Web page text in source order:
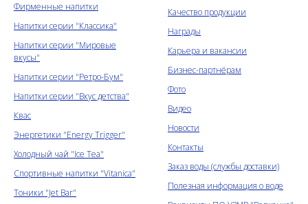
Фирменные напитки
Напитки серии "Классика"
Напитки серии "Мировые
вкусы"
Напитки серии "Ретро-Бум"
Напитки серии "Вкус детства"
Квас
Энергетики "Energy Trigger"
Холодный чай "Ice Tea"
Спортивные напитки "Vitanica"
Тоники "Jet Bar"
Качество продукции
Награды
Карьера и вакансии
Бизнес-партнёрам
Фото
Видео
Новости
Контакты
Заказ воды (службы доставки)
Полезная информация о воде